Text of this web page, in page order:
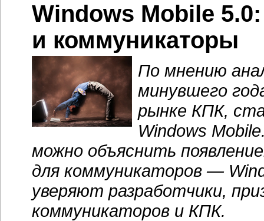
Windows Mobile
и коммуникаторы
По мнению
минувшего
рынке КПК,
Windows
можно объяснить
для коммуникаторов —
уверяют разработчики,
коммуникаторов и КПК.